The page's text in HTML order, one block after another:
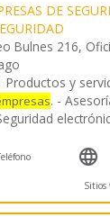
DE
Bulnes 216,
Productos y
. -

Sitios